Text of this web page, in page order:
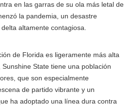
en las garras de su ola más letal de
la pandemia, un desastre
altamente contagiosa.
de Florida es ligeramente más alta
State tiene una población
que son especialmente
de partido vibrante y un
ha adoptado una línea dura contra